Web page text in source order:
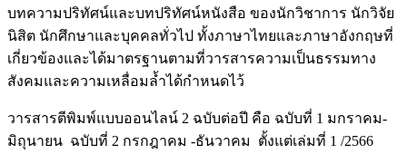
บทความปริทัศน์และบทปริทัศน์หนังสือ ของนักวิชาการ นักวิจัย
นิสิต นักศึกษาและบุคคลทั่วไป ทั้งภาษาไทยและภาษาอังกฤษที่
เกี่ยวข้องและได้มาตรฐานตามที่วารสารความเป็นธรรมทาง
สังคมและความเหลื่อมล้ำได้กำหนดไว้
วารสารตีพิมพ์แบบออนไลน์ 2 ฉบับต่อปี คือ ฉบับที่ 1 มกราคม-
มิถุนายน ฉบับที่ 2 กรกฎาคม -ธันวาคม ตั้งแต่เล่มที่ 1 /2566